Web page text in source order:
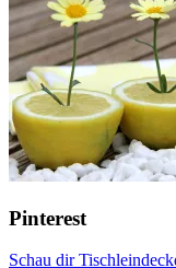
Pinterest
Schau dir